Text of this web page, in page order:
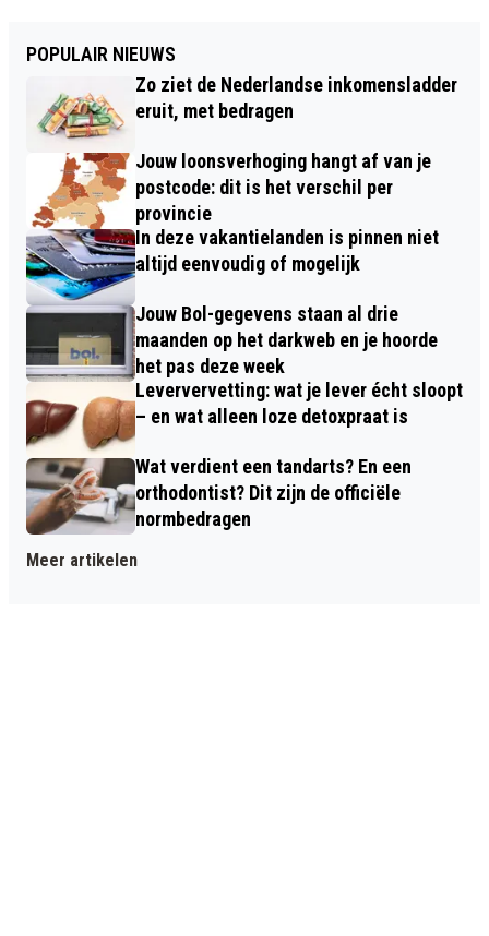
POPULAIR NIEUWS
Zo ziet de Nederlandse inkomensladder
eruit, met bedragen
Jouw loonsverhoging hangt af van je
postcode: dit is het verschil per
provincie
In deze vakantielanden is pinnen niet
altijd eenvoudig of mogelijk
Jouw Bol-gegevens staan al drie
maanden op het darkweb en je hoorde
het pas deze week
Leververvetting: wat je lever écht sloopt
– en wat alleen loze detoxpraat is
Wat verdient een tandarts? En een
orthodontist? Dit zijn de officiële
normbedragen
Meer artikelen